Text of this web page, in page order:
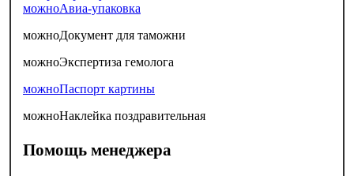
можноАвиа-упаковка
можноДокумент для таможни
можноЭкспертиза гемолога
можноПаспорт картины
можноНаклейка поздравительная
Помощь менеджера